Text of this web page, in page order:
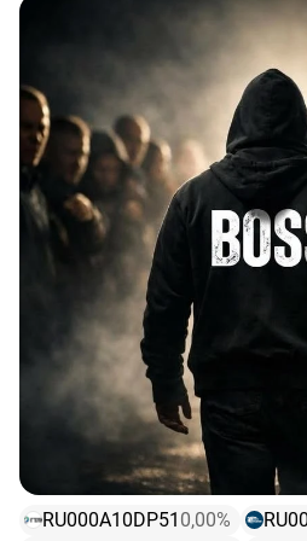
Долгосрочные обязательства
•Краткосрочные обязательства
г/г)
• Долг:7,14 млрд руб. (+2,6% г/г)
•Чистый долг/EBITDA: 1,74х
Средняя доходность в данной
при сопоставимой дюрации ~
собственного выпуска
дюрацией Электрорешения
23.98%.
• Со стартовым купоном в 22%
Электрорешения 001Р-04
порядка 40 б.п. (0.4%) к
рейтинговой группе ВВВ и
(0,4%) к доходности
Премия к доходности выпуска
Компания предлагает более 25
обеспечения безопасности ИТ-
промышленных сетей,
облачных сред.
📍 Параметры выпуска
• Рейтинг: АА- (АКРА, прогноз
• Номинал: 1000Р
5 млрд рублей
• Срок обращения: 2,5 года
• Купон: КС + 200 б.п.
• Периодичность выплат:
• Амортизация: отсутствует
• Оферта:
отсутствует
не требуется
• Дата сбора книги заявок: 07
• Дата размещения: 12 августа
RU000A10DP51 0,00%